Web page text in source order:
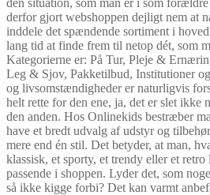
derfor gjort webshoppen dejligt nem at
inddele det spændende sortiment i
lang tid at finde frem til netop dét, som
Kategorierne er: På Tur, Pleje &
Leg & Sjov, Pakketilbud, Institutioner
og livsomstændigheder er naturligvis
helt rette for den ene, ja, det er slet ikke
den anden. Hos Onlinekids bestræber
have et bredt udvalg af udstyr og
mere end én stil. Det betyder, at man,
klassisk, et sporty, et trendy eller et
passende i shoppen. Lyder det, som
så ikke kigge forbi? Det kan varmt